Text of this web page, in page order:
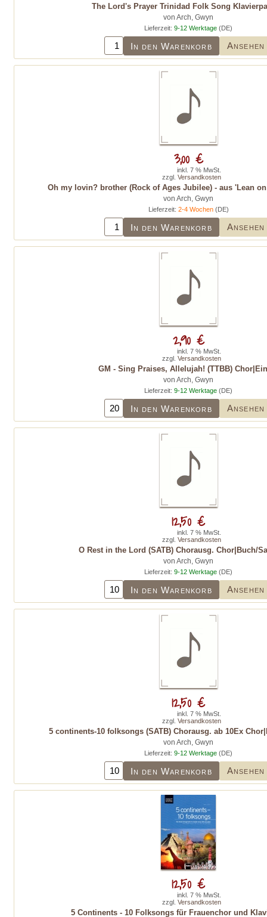
The Lord's Prayer Trinidad Folk Song
von Arch, Gwyn
Lieferzeit: 9-12 Werktage (DE)
In den Warenkorb Ansehen
Oh my lovin? brother (Rock of Ages Jubilee) - aus 'Lean
von Arch, Gwyn
Lieferzeit: 2-4 Wochen(DE)
In den Warenkorb Ansehen
3,00 €
inkl. 7 % MwSt.
zzgl. Versandkosten
GM - Sing Praises, Allelujah! (TTBB)
von Arch, Gwyn
Lieferzeit: 9-12 Werktage (DE)
In den Warenkorb Ansehen
2,90 €
inkl. 7 % MwSt.
zzgl. Versandkosten
O Rest in the Lord (SATB) Chorausg. Chor|Buch/
von Arch, Gwyn
Lieferzeit: 9-12 Werktage (DE)
In den Warenkorb Ansehen
12,50 €
inkl. 7 % MwSt.
zzgl. Versandkosten
5 continents-10 folksongs (SATB) Chorausg. ab 10Ex
von Arch, Gwyn
Lieferzeit: 9-12 Werktage (DE)
In den Warenkorb Ansehen
12,50 €
inkl. 7 % MwSt.
zzgl. Versandkosten
5 Continents - 10 Folksongs für Frauenchor und
12,50 €
inkl. 7 % MwSt.
zzgl. Versandkosten